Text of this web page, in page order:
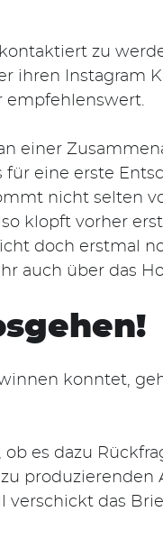
zu
ihren Instagram
empfehlenswert.
einer
für eine erste
nicht selten
klopft vorher
doch erstmal
auch über das
konntet,
es dazu
produzierenden
verschickt das